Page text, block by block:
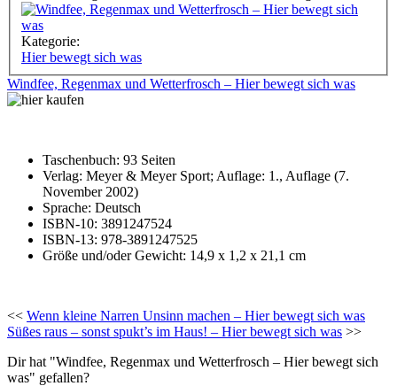
Kategorie:
Hier bewegt sich was
Windfee, Regenmax und Wetterfrosch – Hier bewegt sich was
Taschenbuch: 93 Seiten
Verlag: Meyer & Meyer Sport; Auflage: 1., Auflage (7.
November 2002)
Sprache: Deutsch
ISBN-10: 3891247524
ISBN-13: 978-3891247525
Größe und/oder Gewicht: 14,9 x 1,2 x 21,1 cm
<< Wenn kleine Narren Unsinn machen – Hier bewegt sich was
Süßes raus – sonst spukt’s im Haus! – Hier bewegt sich was >>
Dir hat "Windfee, Regenmax und Wetterfrosch – Hier bewegt sich
was" gefallen?